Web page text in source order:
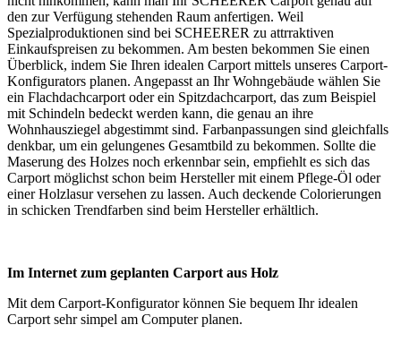
den zur Verfügung stehenden Raum anfertigen. Weil
Spezialproduktionen sind bei SCHEERER zu attrraktiven
Einkaufspreisen zu bekommen. Am besten bekommen Sie einen
Überblick, indem Sie Ihren idealen Carport mittels unseres Carport-
Konfigurators planen. Angepasst an Ihr Wohngebäude wählen Sie
ein Flachdachcarport oder ein Spitzdachcarport, das zum Beispiel
mit Schindeln bedeckt werden kann, die genau an ihre
Wohnhausziegel abgestimmt sind. Farbanpassungen sind gleichfalls
denkbar, um ein gelungenes Gesamtbild zu bekommen. Sollte die
Maserung des Holzes noch erkennbar sein, empfiehlt es sich das
Carport möglichst schon beim Hersteller mit einem Pflege-Öl oder
einer Holzlasur versehen zu lassen. Auch deckende Colorierungen
in schicken Trendfarben sind beim Hersteller erhältlich.
Im Internet zum geplanten Carport aus Holz
Mit dem Carport-Konfiguratorkönnen Sie bequem Ihr idealen
Carport sehr simpel am Computer planen.